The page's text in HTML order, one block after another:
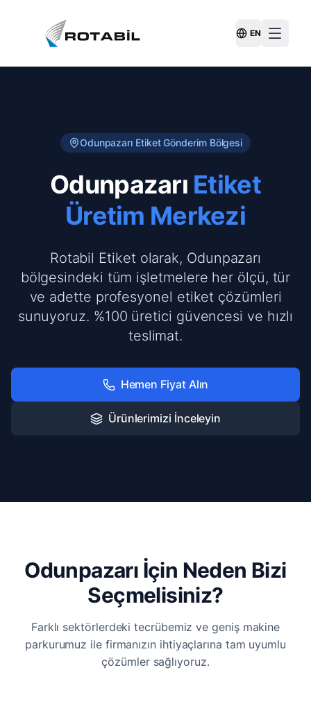
Switch
EN
Odunpazarı Etiket Gönderim Bölgesi
Odunpazarı Etiket
Üretim Merkezi
Rotabil Etiket olarak, Odunpazarı
bölgesindeki tüm işletmelere her ölçü, tür
ve adette profesyonel etiket çözümleri
sunuyoruz. %100 üretici güvencesi ve hızlı
teslimat.
Hemen Fiyat Alın
Ürünlerimizi İnceleyin
Odunpazarı İçin Neden Bizi
Seçmelisiniz?
Farklı sektörlerdeki tecrübemiz ve geniş makine
parkurumuz ile firmanızın ihtiyaçlarına tam uyumlu
çözümler sağlıyoruz.